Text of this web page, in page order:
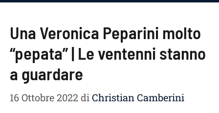
contenuto
Una Veronica Peparini molto
“pepata” | Le ventenni stanno
a guardare
16 Ottobre 2022diChristian Camberini